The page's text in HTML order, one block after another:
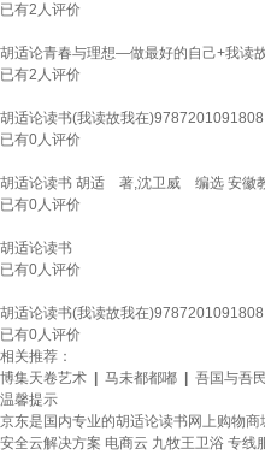
已有2 人评价
胡适论青春与理想—做最好的自己+我读
已有2 人评价
胡适论读书(我读故我在)9787201091808
已有0人评价
胡适论读书 胡适 著,沈卫威 编选 安徽
已有0人评价
胡适论读书
已有0人评价
胡适论读书(我读故我在)9787201091808
已有0人评价
相关推荐：
博集天卷艺术
马未都都嘟 吾国与吾民
温馨提示
京东是国内专业的胡适论读书网上购物
安全云解决方案 电商云 九牧王卫浴 专线